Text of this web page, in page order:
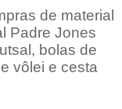
de material
Padre Jones
bolas de
vôlei e cesta